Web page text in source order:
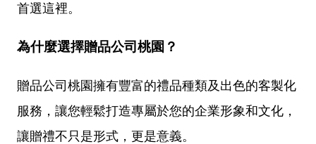
首選這裡。
為什麼選擇贈品公司桃園？
贈品公司桃園擁有豐富的禮品種類及出色的客製化
服務，讓您輕鬆打造專屬於您的企業形象和文化，
讓贈禮不只是形式，更是意義。